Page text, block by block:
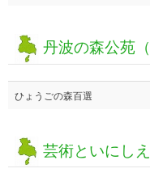
丹波の森公苑
ひょうごの森百選
芸術といにし